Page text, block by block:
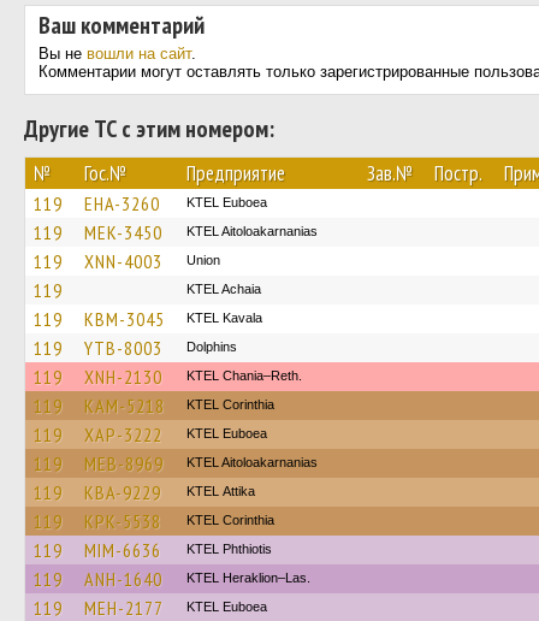
Ваш комментарий
Вы не вошли на сайт.
Комментарии могут оставлять только зарегистрированные
Другие ТС с этим номером:
№ Гос.№ Предприятие Зав.№ Постр.
119 EHA-3260 ΚΤΕL Euboea
119 MEK-3450 KTEL Aitoloakarnanias
119 XNN-4003 Union
119 KTEL Achaia
119 KBM-3045 KTEL Kavala
119 YTB-8003 Dolphins
119 XNH-2130 KTEL Chania–Reth.
119 KAM-5218 KTEL Corinthia
119 XAP-3222 ΚΤΕL Euboea
119 MEB-8969 KTEL Aitoloakarnanias
119 KBA-9229 KΤΕL Αttika
119 KPK-5538 KTEL Corinthia
119 MIM-6636 ΚΤΕL Phthiotis
119 ANH-1640 KTEL Heraklion–Las.
119 MEH-2177 ΚΤΕL Euboea